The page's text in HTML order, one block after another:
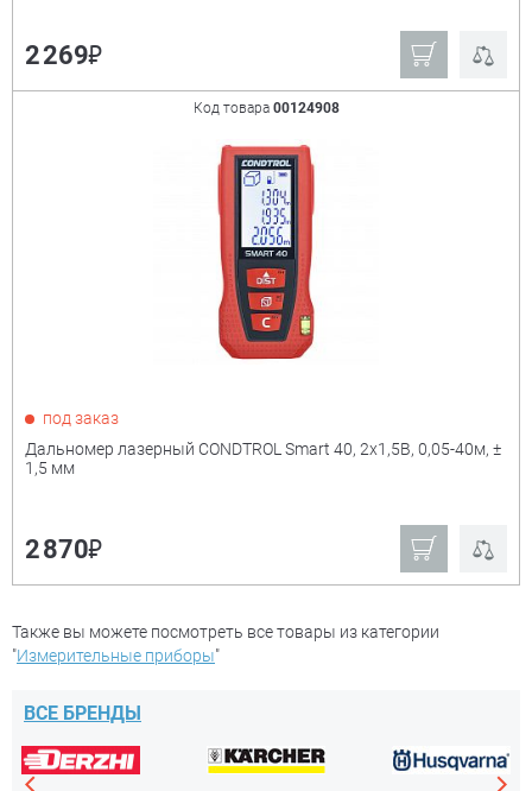
CONDTROL
Зубр
2 269₽
Код товара 00124908
под заказ
Дальномер лазерный CONDTROL Smart 40, 2х1,5В, 0,05-40м, ±
1,5 мм
2 870₽
Также вы можете посмотреть все товары из категории
"Измерительные приборы"
ВСЕ БРЕНДЫ